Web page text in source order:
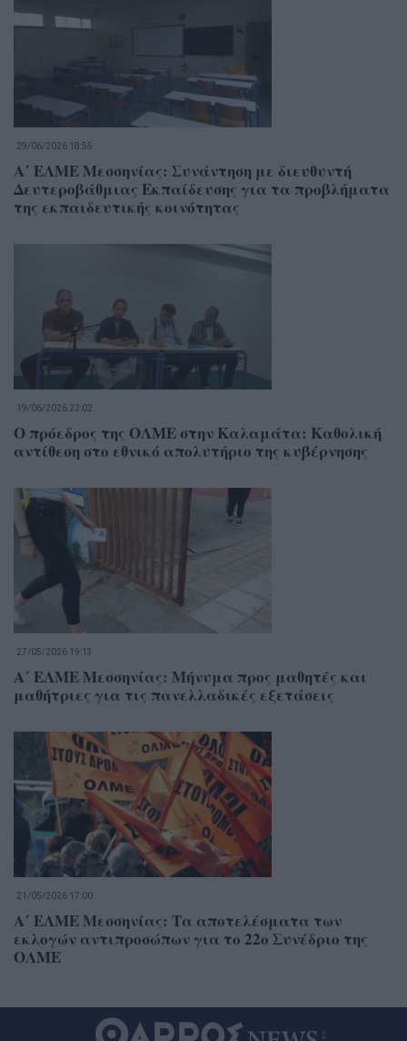
29/06/2026 18:55
Α΄ ΕΛΜΕ Μεσσηνίας: Συνάντηση με διευθυντή
Δευτεροβάθμιας Εκπαίδευσης για τα προβλήματα
της εκπαιδευτικής κοινότητας
19/06/2026 22:02
Ο πρόεδρος της ΟΛΜΕ στην Καλαμάτα: Καθολική
αντίθεση στο εθνικό απολυτήριο της κυβέρνησης
27/05/2026 19:13
Α΄ ΕΛΜΕ Μεσσηνίας: Μήνυμα προς μαθητές και
μαθήτριες για τις πανελλαδικές εξετάσεις
21/05/2026 17:00
Α΄ ΕΛΜΕ Μεσσηνίας: Τα αποτελέσματα των
εκλογών αντιπροσώπων για το 22ο Συνέδριο της
ΟΛΜΕ